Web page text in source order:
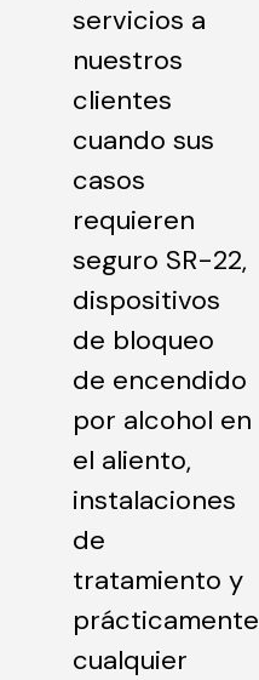
servicios a
nuestros
clientes
cuando sus
casos
requieren
seguro SR-22,
dispositivos
de bloqueo
de encendido
por alcohol en
el aliento,
instalaciones
de
tratamiento y
prácticamente
cualquier